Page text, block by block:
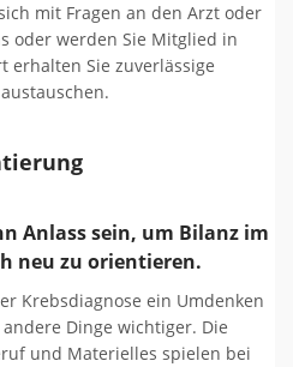
mit Fragen an den Arzt oder
oder werden Sie Mitglied in
erhalten Sie zuverlässige
Anlass sein, um Bilanz im
neu zu orientieren.
Krebsdiagnose ein Umdenken
Dinge wichtiger. Die
und Materielles spielen bei